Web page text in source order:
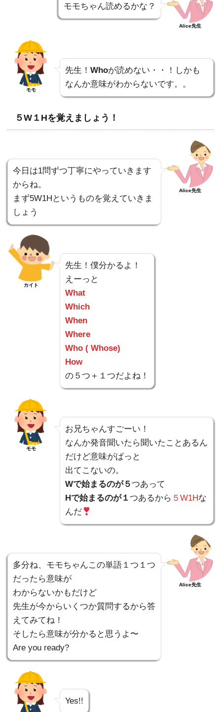
モモちゃん読めるかな？
Alice先生
モモ
先生！ Whoが読めない・・！しかも
なんか意味がわからないです。。
５W１Hを覚えましょう！
今日は1問ずつ丁寧にやっていきます
からね。
まず5W1Hというものを覚えていきま
しょう
Alice先生
カイト
先生！僕分かるよ！
えーっと
What
Which
When
Where
Who ( Whose)
How
の５つ＋１つだよね！
モモ
お兄ちゃんすごーい！
なんか発音聞いたら聞いたことあるん
だけど意味がぱっと
出てこないの。
Wで始まるのが５つあって
Hで始まるのが１つあるから ５W1Hな
んだ
多分ね、モモちゃんこの単語１つ１つ
だったら意味が
わからないかもだけど
先生が今からいくつか質問するから答
えてみてね！
そしたら意味が分かると思うよ〜
Are you ready?
Alice先生
Yes!!